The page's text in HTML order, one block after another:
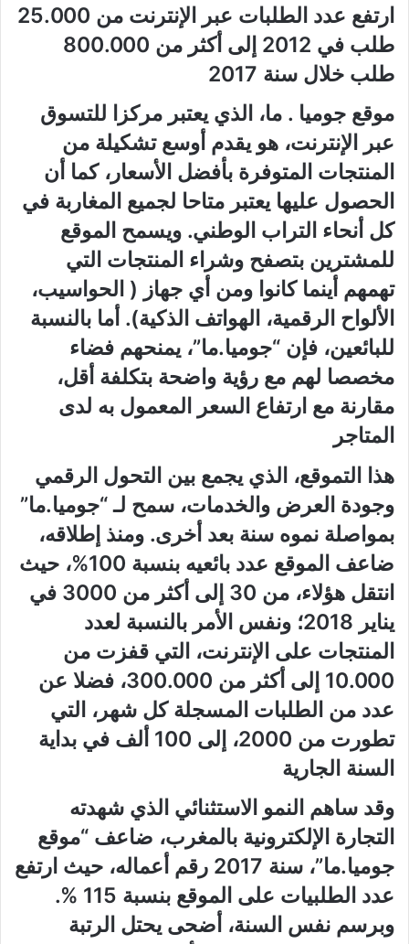
ارتفع عدد الطلبات عبر الإنترنت من 25.000
طلب في 2012 إلى أكثر من 800.000
طلب خلال سنة 2017
موقع جوميا . ما، الذي يعتبر مركزا للتسوق
عبر الإنترنت، هو يقدم أوسع تشكيلة من
المنتجات المتوفرة بأفضل الأسعار، كما أن
الحصول عليها يعتبر متاحا لجميع المغاربة في
كل أنحاء التراب الوطني. ويسمح الموقع
للمشترين بتصفح وشراء المنتجات التي
تهمهم أينما كانوا ومن أي جهاز ( الحواسيب،
الألواح الرقمية، الهواتف الذكية). أما بالنسبة
للبائعين، فإن “جوميا.ما”، يمنحهم فضاء
مخصصا لهم مع رؤية واضحة بتكلفة أقل،
مقارنة مع ارتفاع السعر المعمول به لدى
المتاجر
هذا التموقع، الذي يجمع بين التحول الرقمي
وجودة العرض والخدمات، سمح لـ “جوميا.ما”
بمواصلة نموه سنة بعد أخرى. ومنذ إطلاقه،
ضاعف الموقع عدد بائعيه بنسبة 100%، حيث
انتقل هؤلاء، من 30 إلى أكثر من 3000 في
يناير 2018؛ ونفس الأمر بالنسبة لعدد
المنتجات على الإنترنت، التي قفزت من
10.000 إلى أكثر من 300.000، فضلا عن
عدد من الطلبات المسجلة كل شهر، التي
تطورت من 2000، إلى 100 ألف في بداية
السنة الجارية
وقد ساهم النمو الاستثنائي الذي شهدته
التجارة الإلكترونية بالمغرب، ضاعف “موقع
جوميا.ما”، سنة 2017 رقم أعماله، حيث ارتفع
عدد الطلبيات على الموقع بنسبة 115 %.
وبرسم نفس السنة، أضحى يحتل الرتبة